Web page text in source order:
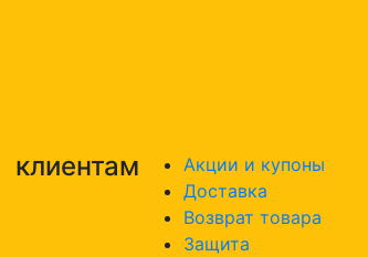
клиентам
Акции и купоны
Доставка
Возврат товара
Защита